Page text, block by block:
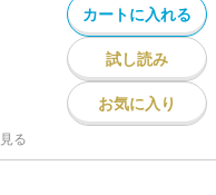
カートに入れる
試し読み
お気に入り
る